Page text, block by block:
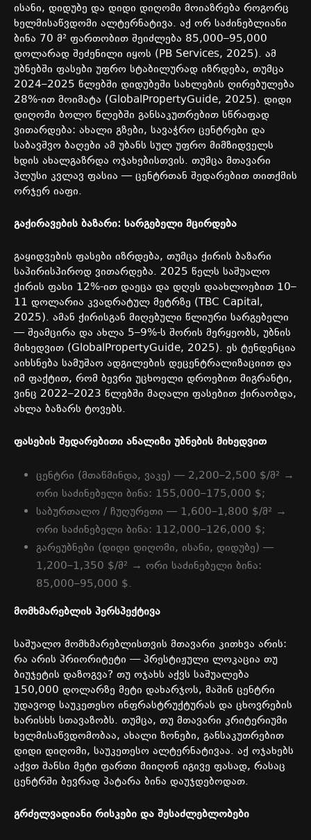
ისანი, დიდუბე და დიდი დიღომი მოიაზრება როგორც
ხელმისაწვდომი ალტერნატივა. აქ ორ საძინებლიანი
ბინა 70 მ² ფართობით შეიძლება 85,000–95,000
დოლარად შეძენილი იყოს (PB Services, 2025). ამ
უბნებში ფასები უფრო სტაბილურად იზრდება, თუმცა
2024–2025 წლებში დიდუბეში სახლების ღირებულება
28%-ით მოიმატა (GlobalPropertyGuide, 2025). დიდი
დიღომი ბოლო წლებში განსაკუთრებით სწრაფად
ვითარდება: ახალი გზები, სავაჭრო ცენტრები და
საბავშვო ბაღები ამ უბანს სულ უფრო მიმზიდველს
ხდის ახალგაზრდა ოჯახებისთვის. თუმცა მთავარი
პლუსი კვლავ ფასია —ცენტრთან შედარებით თითქმის
ორჯერ იაფი.
გაქირავების ბაზარი: სარგებელი მცირდება
გაყიდვების ფასები იზრდება, თუმცა ქირის ბაზარი
საპირისპიროდ ვითარდება. 2025 წელს საშუალო
ქირის ფასი 12%-ით დაეცა და დღეს დაახლოებით 10–
11 დოლარია კვადრატულ მეტრზე (TBC Capital,
2025). ამან ქირისგან მიღებული წლიური სარგებელი
—შეამცირა და ახლა 5–9%-ს შორის მერყეობს, უბნის
მიხედვით (GlobalPropertyGuide, 2025). ეს ტენდენცია
აიხსნება სამუშაო ადგილების დეცენტრალიზაციით და
იმ ფაქტით, რომ ბევრი უცხოელი დროებით მიგრანტი,
ვინც 2022–2023 წლებში მაღალი ფასებით ქირაობდა,
ახლა ბაზარს ტოვებს.
ფასების შედარებითი ანალიზი უბნების მიხედვით
ცენტრი (მთაწმინდა, ვაკე) — 2,200–2,500 $/მ² →
ორი საძინებელი ბინა: 155,000–175,000 $;
საბურთალო / ჩუღურეთი — 1,600–1,800 $/მ² →
ორი საძინებელი ბინა: 112,000–126,000 $;
გარეუბნები (დიდი დიღომი, ისანი, დიდუბე) —
1,200–1,350 $/მ² → ორი საძინებელი ბინა:
85,000–95,000 $.
მომხმარებლის პერსპექტივა
საშუალო მომხმარებლისთვის მთავარი კითხვა არის:
რა არის პრიორიტეტი —პრესტიჟული ლოკაცია თუ
ბიუჯეტის დაზოგვა? თუ ოჯახს აქვს საშუალება
150,000 დოლარზე მეტი დახარჯოს, მაშინ ცენტრი
უდავოდ საუკეთესო ინფრასტრუქტურას და ცხოვრების
ხარისხს სთავაზობს. თუმცა, თუ მთავარი კრიტერიუმი
ხელმისაწვდომობაა, ახალი ზონები, განსაკუთრებით
დიდი დიღომი, საუკეთესო ალტერნატივაა. აქ ოჯახებს
აქვთ შანსი მეტი ფართი მიიღონ იგივე ფასად, რასაც
ცენტრში ბევრად პატარა ბინა დაუჯდებოდათ.
გრძელვადიანი რისკები და შესაძლებლობები